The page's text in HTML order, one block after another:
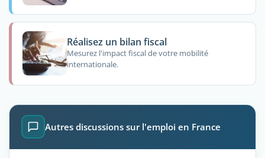
Réalisez un bilan fiscal
Mesurez l'impact fiscal de votre mobilité
internationale.
Autres discussions sur l'emploi en France